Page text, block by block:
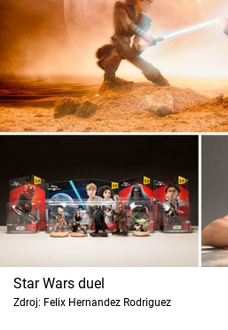
Star Wars duel
Zdroj: Felix Hernandez Rodriguez